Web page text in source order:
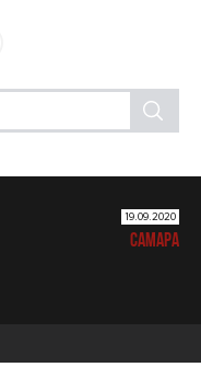
19.09.2020
САМАРА